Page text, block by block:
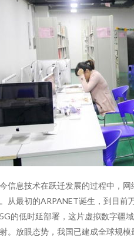
信息技术在跃迁发展的过程中，
从最初的ARPANET诞生，到目前
的低时延部署，这片虚拟数字疆
。放眼态势，我国已建成全球规